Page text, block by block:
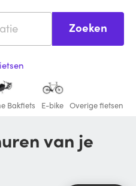
Zoeken
Bakfiets E-bike Overige fietsen